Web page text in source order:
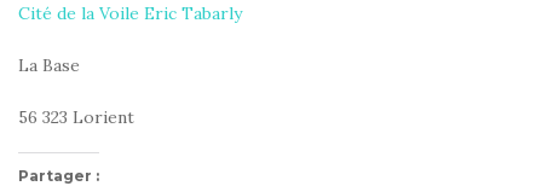
Cité de la Voile Eric Tabarly
La Base
56 323 Lorient
Partager :